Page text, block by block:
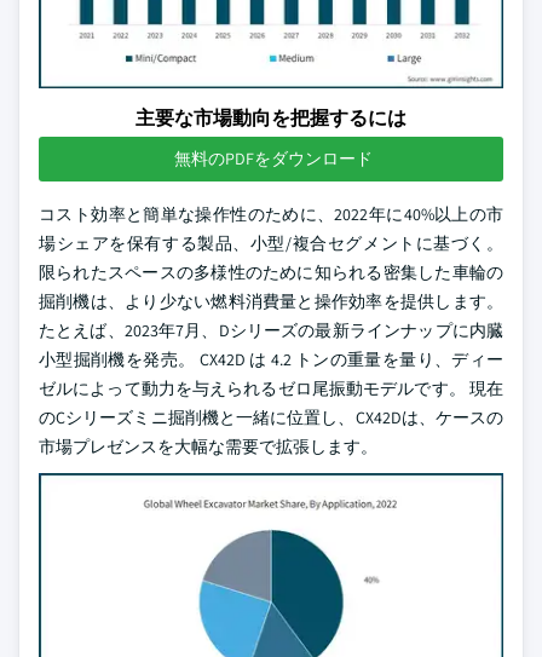
主要な市場動向を把握するには
無料のPDFをダウンロード
コスト効率と簡単な操作性のために、2022年に40%以上の市
場シェアを保有する製品、小型/複合セグメントに基づく。
限られたスペースの多様性のために知られる密集した車輪の
掘削機は、より少ない燃料消費量と操作効率を提供します。
たとえば、2023年7月、Dシリーズの最新ラインナップに内臓
小型掘削機を発売。 CX42D は 4.2 トンの重量を量り、ディー
ゼルによって動力を与えられるゼロ尾振動モデルです。 現在
のCシリーズミニ掘削機と一緒に位置し、CX42Dは、ケースの
市場プレゼンスを大幅な需要で拡張します。